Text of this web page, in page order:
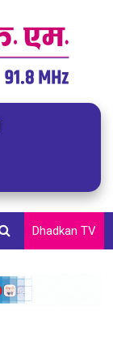
Dhadkan TV